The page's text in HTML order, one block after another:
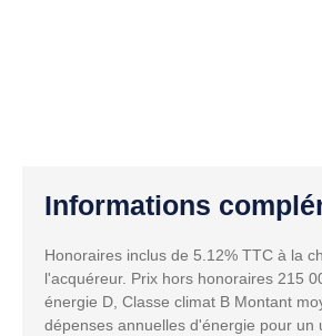
Informations
Honoraires inclus de 5.12% TTC à la
l'acquéreur. Prix hors honoraires 215
énergie D, Classe climat B Montant
dépenses annuelles d'énergie pour un